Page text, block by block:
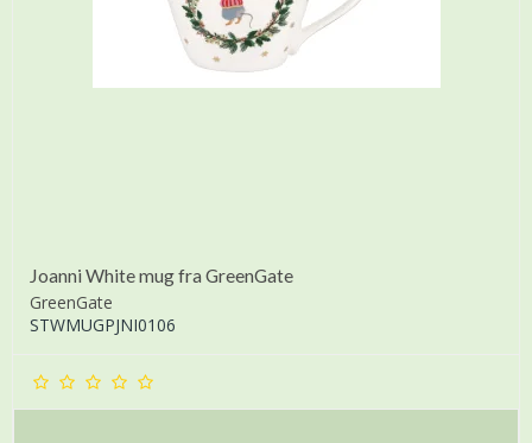
Joanni White mug fra GreenGate
GreenGate
STWMUGPJNI0106